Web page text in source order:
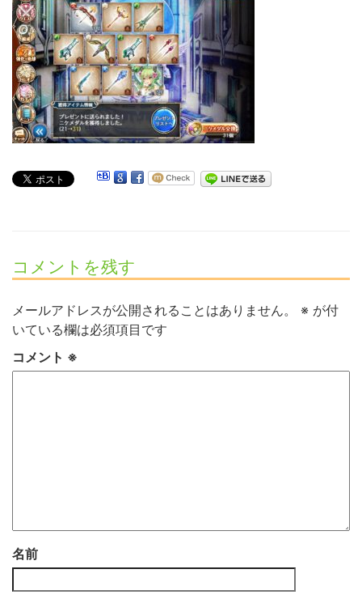
コメントを残す
メールアドレスが公開されることはありません。 ※ が付
いている欄は必須項目です
コメント ※
名前